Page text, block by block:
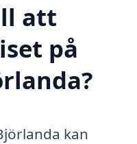
att
på
kan